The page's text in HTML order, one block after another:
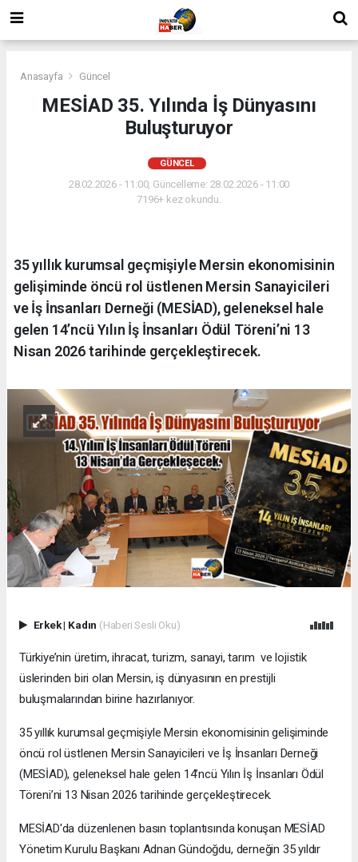
Anasayfa Güncel
MESİAD 35. Yılında İş Dünyasını
Buluşturuyor
GÜNCEL
28.02.2026 - 11:00, Güncelleme: 28.02.2026 - 11:00
7196+ kez okundu.
35 yıllık kurumsal geçmişiyle Mersin ekonomisinin
gelişiminde öncü rol üstlenen Mersin Sanayicileri
ve İş İnsanları Derneği (MESİAD), geleneksel hale
gelen 14’ncü Yılın İş İnsanları Ödül Töreni’ni 13
Nisan 2026 tarihinde gerçekleştirecek.
Erkek| Kadın (Haberi Sesli Oku)
Türkiye’nin üretim, ihracat, turizm, sanayi, tarım ve lojistik
üslerinden biri olan Mersin, iş dünyasının en prestijli
buluşmalarından birine hazırlanıyor.
35 yıllık kurumsal geçmişiyle Mersin ekonomisinin gelişiminde
öncü rol üstlenen Mersin Sanayicileri ve İş İnsanları Derneği
(MESİAD), geleneksel hale gelen 14’ncü Yılın İş İnsanları Ödül
Töreni’ni 13 Nisan 2026 tarihinde gerçekleştirecek.
MESİAD'da düzenlenen basın toplantısında konuşan MESİAD
Yönetim Kurulu Başkanı Adnan Gündoğdu, derneğin 35 yıldır